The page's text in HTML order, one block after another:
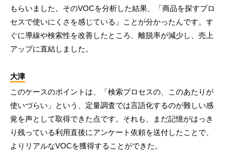
もらいました。そのVOCを分析した結果、「商品を探すプロ
セスで使いにくさを感じている」ことが分かったんです。す
ぐに導線や検索性を改善したところ、離脱率が減少し、売上
アップに直結しました。
大津
このケースのポイントは、「検索プロセスの、このあたりが
使いづらい」という、定量調査では言語化するのが難しい感
覚を声として取得できた点です。それも、まだ記憶がはっき
り残っている利用直後にアンケート依頼を送付したことで、
よりリアルなVOCを獲得することができた。